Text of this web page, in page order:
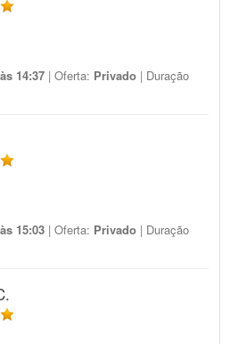
14:37 | Oferta: Privado | Duração
15:03 | Oferta: Privado | Duração